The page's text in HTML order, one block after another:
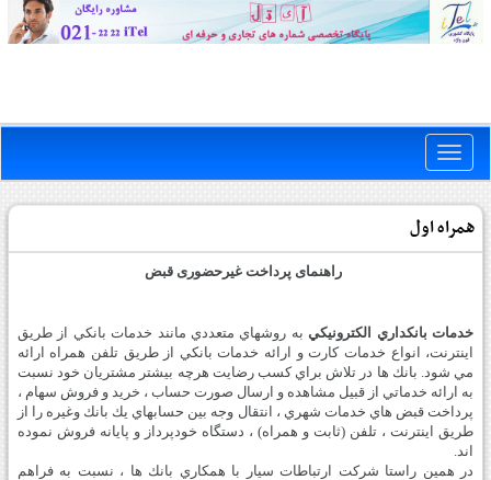
Toggle
همراه اول
راهنمای پرداخت غیرحضوری قبض
خدمات بانكداري الكترونيكي به روشهاي متعددي مانند خدمات بانكي از طريق
اينترنت، انواع خدمات كارت و ارائه خدمات بانكي از طريق تلفن همراه ارائه
مي شود. بانك ها در تلاش براي كسب رضايت هرچه بيشتر مشتريان خود نسبت
به ارائه خدماتي از قبيل مشاهده و ارسال صورت حساب ، خريد و فروش سهام ،
پرداخت قبض هاي خدمات شهري ، انتقال وجه بين حسابهاي يك بانك وغيره را از
طريق اينترنت ، تلفن (ثابت و همراه) ، دستگاه خودپرداز و پايانه فروش نموده
اند.
در همين راستا شركت ارتباطات سيار با همكاري بانك ها ، نسبت به فراهم